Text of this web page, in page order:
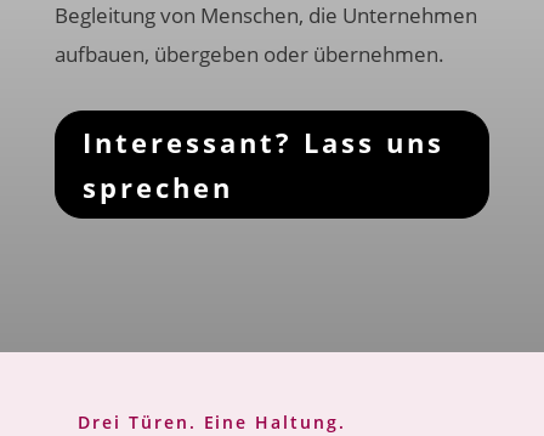
Begleitung von Menschen, die Unternehmen
aufbauen, übergeben oder übernehmen.
Interessant? Lass uns
sprechen
Drei Türen. Eine Haltung.